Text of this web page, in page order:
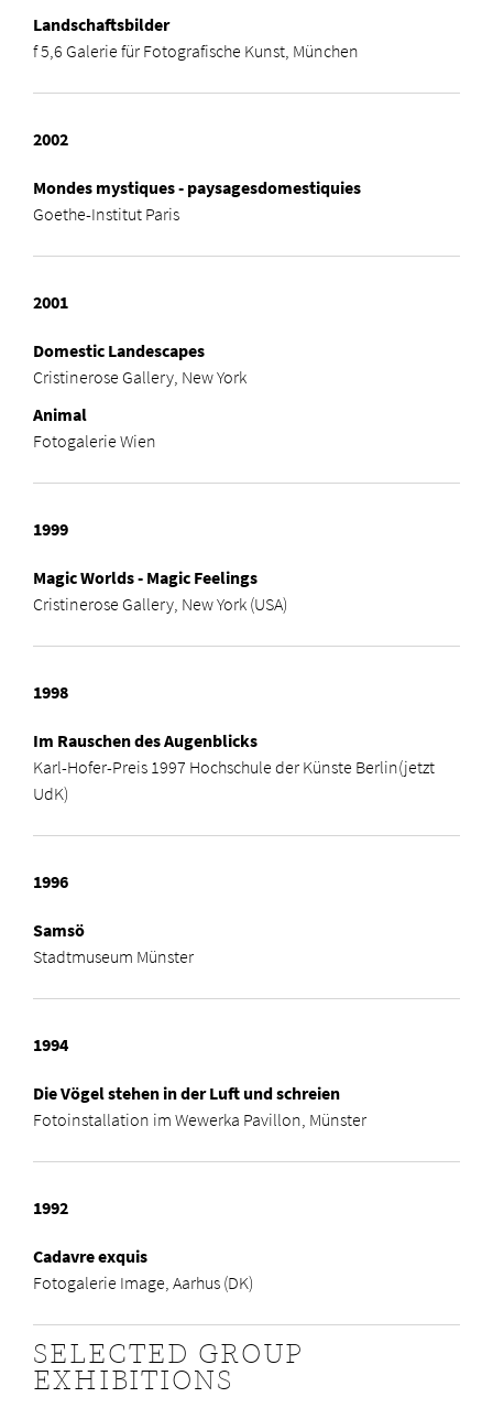
Landschaftsbilder
f 5,6 Galerie für Fotografische Kunst, München
2002
Mondes mystiques - paysagesdomestiquies
Goethe-Institut Paris
2001
Domestic Landescapes
Cristinerose Gallery, New York
Animal
Fotogalerie Wien
1999
Magic Worlds - Magic Feelings
Cristinerose Gallery, New York (USA)
1998
Im Rauschen des Augenblicks
Karl-Hofer-Preis 1997 Hochschule der Künste Berlin(jetzt
UdK)
1996
Samsö
Stadtmuseum Münster
1994
Die Vögel stehen in der Luft und schreien
Fotoinstallation im Wewerka Pavillon, Münster
1992
Cadavre exquis
Fotogalerie Image, Aarhus (DK)
SELECTED GROUP
EXHIBITIONS